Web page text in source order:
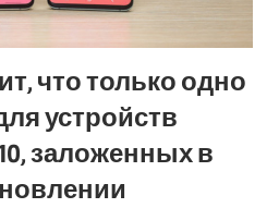
что только одно
устройств
заложенных в